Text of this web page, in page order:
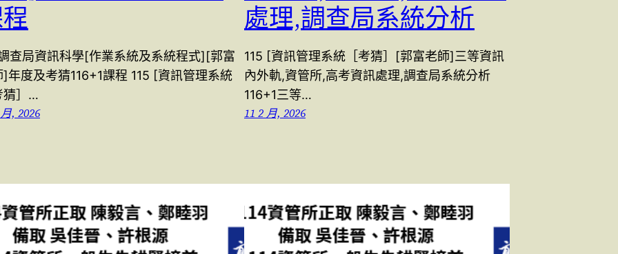
查局資訊科學[作業系統及系統程式][郭富
]年度及考猜116+1課程 115 [資訊管理系統
猜］…
, 2026
處理,調查局系統分析
115 [資訊管理系統［考猜］[郭富老師]三等資訊
內外軌,資管所,高考資訊處理,調查局系統分析
116+1三等…
11 2 月, 2026